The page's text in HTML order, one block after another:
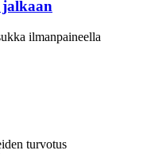
jalkaan
ilmanpaineella